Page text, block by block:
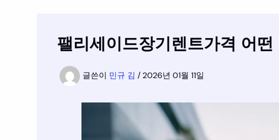
팰리세이드장기렌트가격 어
글쓴이 민규 김 /2026년 01월 11일